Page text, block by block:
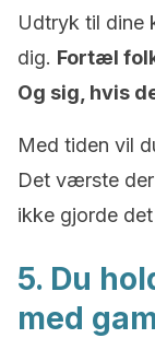
Udtryk til dine
dig. Fortæl
Og sig, hvis
Med tiden vil
Det værste
ikke gjorde
5. Du
med